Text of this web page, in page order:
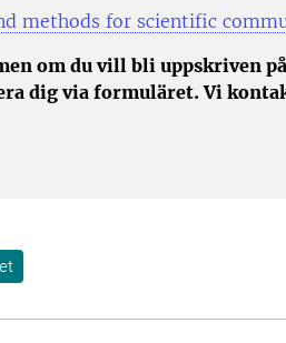
methods for scientific
om du vill bli uppskriven
dig via formuläret. Vi